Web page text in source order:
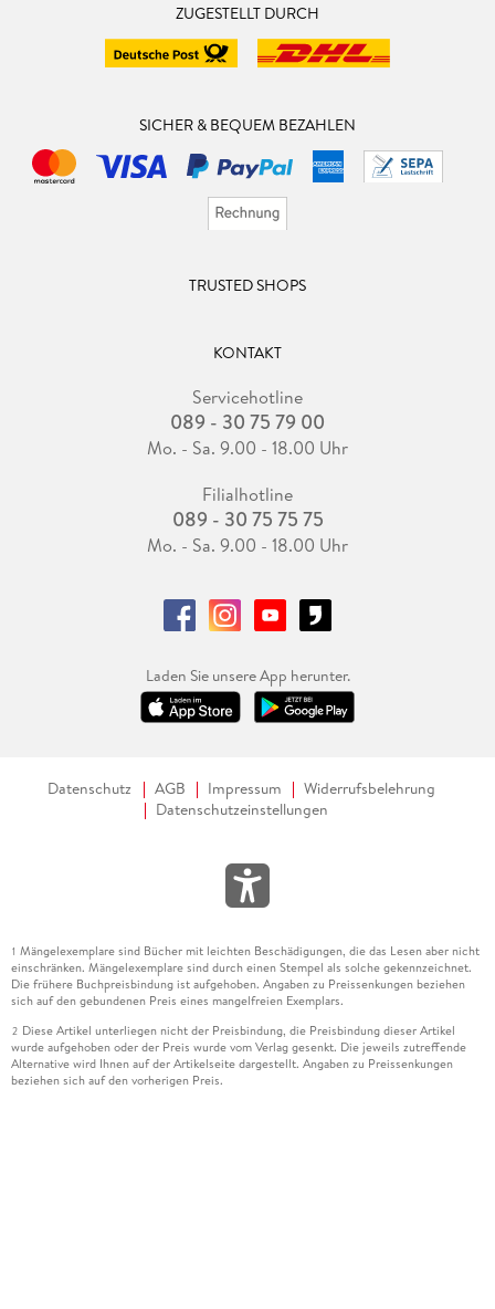
ZUGESTELLT DURCH
SICHER & BEQUEM BEZAHLEN
TRUSTED SHOPS
KONTAKT
Servicehotline
089 - 30 75 79 00
Mo. - Sa. 9.00 - 18.00 Uhr
Filialhotline
089 - 30 75 75 75
Mo. - Sa. 9.00 - 18.00 Uhr
Laden Sie unsere App herunter.
Datenschutz AGB Impressum
Widerrufsbelehrung
Datenschutzeinstellungen
1 Mängelexemplare sind Bücher mit leichten Beschädigungen, die das Lesen aber nicht
einschränken. Mängelexemplare sind durch einen Stempel als solche gekennzeichnet.
Die frühere Buchpreisbindung ist aufgehoben. Angaben zu Preissenkungen beziehen
sich auf den gebundenen Preis eines mangelfreien Exemplars.
2 Diese Artikel unterliegen nicht der Preisbindung, die Preisbindung dieser Artikel
wurde aufgehoben oder der Preis wurde vom Verlag gesenkt. Die jeweils zutreffende
Alternative wird Ihnen auf der Artikelseite dargestellt. Angaben zu Preissenkungen
beziehen sich auf den vorherigen Preis.